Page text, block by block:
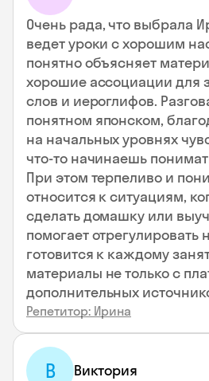
Очень рада, что выбрала
ведет уроки с хорошим
понятно объясняет
хорошие ассоциации для
слов и иероглифов.
понятном японском,
на начальных уровнях
что-то начинаешь
При этом терпеливо и
относится к ситуациям,
сделать домашку или
помогает отрегулировать
готовится к каждому
материалы не только с
дополнительных
Репетитор: Ирина
В Виктория